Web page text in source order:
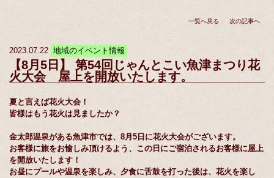
一覧へ戻る 次の記事へ
2023.07.22 地域のイベント情報
【8月5日】 第54回じゃんとこい魚津まつり花
火大会 屋上を開放いたします。
夏と言えば花火大会！
皆様はもう花火は見ましたか？
金太郎温泉がある魚津市では、8月5日に花火大会がございます。
お客様に旅をお愉しみ頂けるよう、この日にご宿泊されるお客様に屋上
を開放いたします！
お昼にプールや温泉を楽しみ、夕食に舌鼓を打った後は、花火を楽し